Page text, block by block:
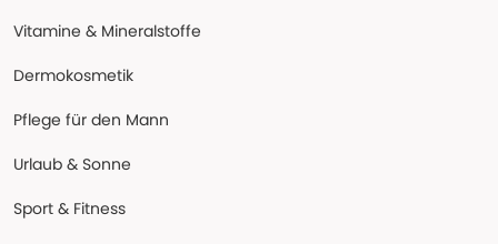
Vitamine & Mineralstoffe
Dermokosmetik
Pflege für den Mann
Urlaub & Sonne
Sport & Fitness